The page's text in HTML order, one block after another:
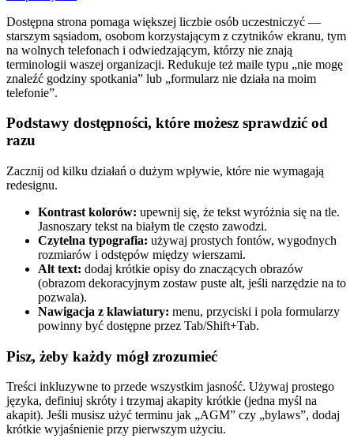
Dostępna strona pomaga większej liczbie osób uczestniczyć —
starszym sąsiadom, osobom korzystającym z czytników ekranu, tym
na wolnych telefonach i odwiedzającym, którzy nie znają
terminologii waszej organizacji. Redukuje też maile typu „nie mogę
znaleźć godziny spotkania” lub „formularz nie działa na moim
telefonie”.
Podstawy dostępności, które możesz sprawdzić od
razu
Zacznij od kilku działań o dużym wpływie, które nie wymagają
redesignu.
Kontrast kolorów: upewnij się, że tekst wyróżnia się na tle.
Jasnoszary tekst na białym tle często zawodzi.
Czytelna typografia: używaj prostych fontów, wygodnych
rozmiarów i odstępów między wierszami.
Alt text: dodaj krótkie opisy do znaczących obrazów
(obrazom dekoracyjnym zostaw puste alt, jeśli narzędzie na to
pozwala).
Nawigacja z klawiatury: menu, przyciski i pola formularzy
powinny być dostępne przez Tab/Shift+Tab.
Pisz, żeby każdy mógł zrozumieć
Treści inkluzywne to przede wszystkim jasność. Używaj prostego
języka, definiuj skróty i trzymaj akapity krótkie (jedna myśl na
akapit). Jeśli musisz użyć terminu jak „AGM” czy „bylaws”, dodaj
krótkie wyjaśnienie przy pierwszym użyciu.